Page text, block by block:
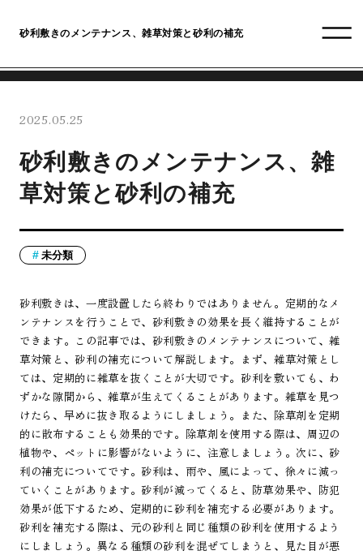
砂利敷きのメンテナンス、雑草対策と砂利の補充
2025.05.25
砂利敷きのメンテナンス、雑
草対策と砂利の補充
未分類
砂利敷きは、一度設置したら終わりではありません。定期的なメ
ンテナンスを行うことで、砂利敷きの効果を長く維持することが
できます。この記事では、砂利敷きのメンテナンスについて、雑
草対策と、砂利の補充について解説します。まず、雑草対策とし
ては、定期的に雑草を抜くことが大切です。砂利を敷いても、わ
ずかな隙間から、雑草が生えてくることがあります。雑草を見つ
けたら、早めに抜き取るようにしましょう。また、除草剤を定期
的に散布することも効果的です。除草剤を使用する際は、周辺の
植物や、ペットに影響がないように、注意しましょう。次に、砂
利の補充についてです。砂利は、雨や、風によって、徐々に減っ
ていくことがあります。砂利が減ってくると、防草効果や、防犯
効果が低下するため、定期的に砂利を補充する必要があります。
砂利を補充する際は、元の砂利と同じ種類の砂利を使用するよう
にしましょう。異なる種類の砂利を混ぜてしまうと、見た目が悪